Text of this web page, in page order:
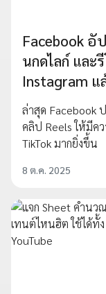
Facebook อั
นกดไลก์ และ
Instagram แ
ล่าสุด Facebook
คลิป Reels ให้มีค
TikTok มากยิ่งขึ้น
8 ต.ค. 2025